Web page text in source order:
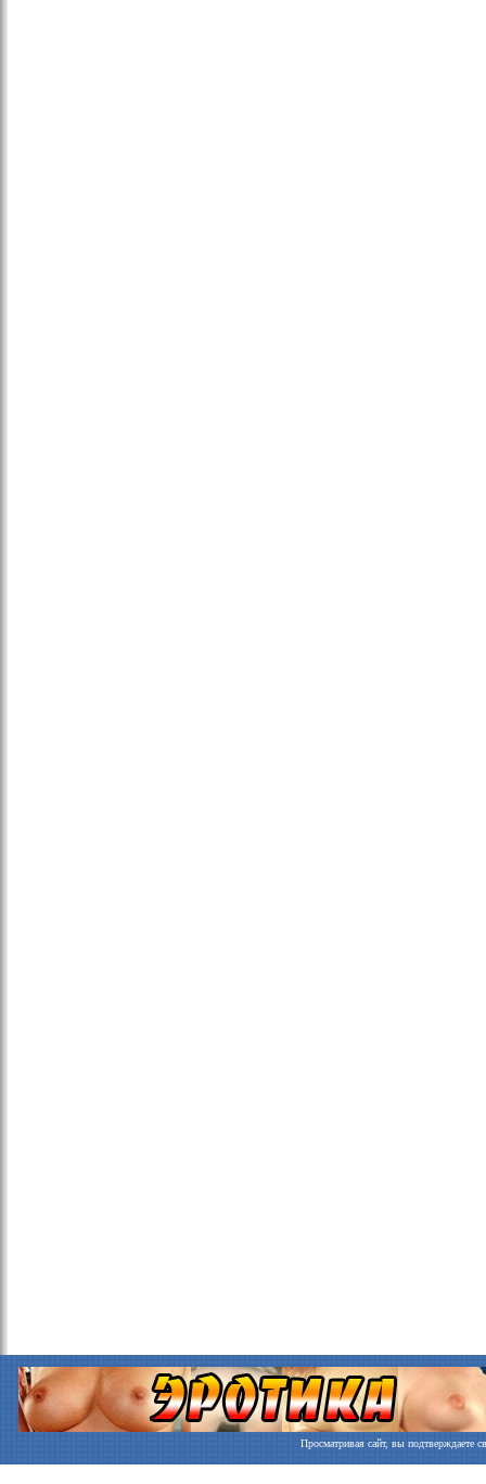
Просматривая сайт, вы подтверждаете